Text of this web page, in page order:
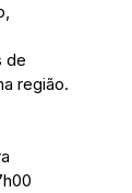
de
região.